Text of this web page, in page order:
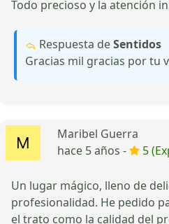
Todo precioso y la atención
Respuesta deSentidos
Gracias mil gracias por tu
Maribel Guerra
hace 5 años -
5
Un lugar mágico, lleno de
profesionalidad. He pedido
el trato como la calidad del